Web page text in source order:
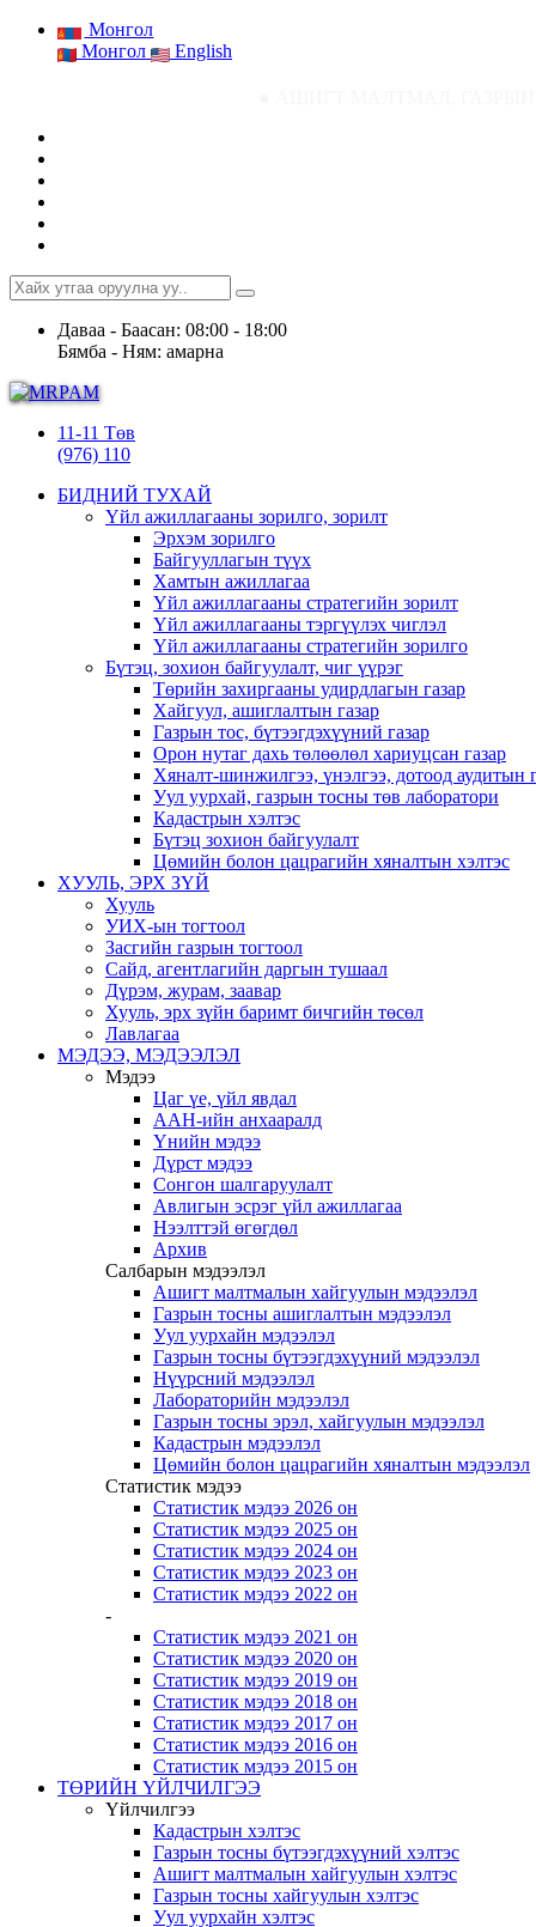
Монгол
Монгол
English
Даваа - Баасан: 08:00 - 18:00
Бямба - Ням: амарна
11-11 Төв
(976) 110
БИДНИЙ ТУХАЙ
Үйл ажиллагааны зорилго, зорилт
Эрхэм зорилго
Байгууллагын түүх
Хамтын ажиллагаа
Үйл ажиллагааны стратегийн зорилт
Үйл ажиллагааны тэргүүлэх чиглэл
Үйл ажиллагааны стратегийн зорилго
Бүтэц, зохион байгуулалт, чиг үүрэг
Төрийн захиргааны удирдлагын газар
Хайгуул, ашиглалтын газар
Газрын тос, бүтээгдэхүүний газар
Орон нутаг дахь төлөөлөл хариуцсан газар
Хяналт-шинжилгээ, үнэлгээ, дотоод аудитын
Уул уурхай, газрын тосны төв лаборатори
Кадастрын хэлтэс
Бүтэц зохион байгуулалт
Цөмийн болон цацрагийн хяналтын хэлтэс
ХУУЛЬ, ЭРХ ЗҮЙ
Хууль
УИХ-ын тогтоол
Засгийн газрын тогтоол
Сайд, агентлагийн даргын тушаал
Дүрэм, журам, заавар
Хууль, эрх зүйн баримт бичгийн төсөл
Лавлагаа
МЭДЭЭ, МЭДЭЭЛЭЛ
Мэдээ
Цаг үе, үйл явдал
ААН-ийн анхааралд
Үнийн мэдээ
Дүрст мэдээ
Сонгон шалгаруулалт
Авлигын эсрэг үйл ажиллагаа
Нээлттэй өгөгдөл
Архив
Салбарын мэдээлэл
Ашигт малтмалын хайгуулын мэдээлэл
Газрын тосны ашиглалтын мэдээлэл
Уул уурхайн мэдээлэл
Газрын тосны бүтээгдэхүүний мэдээлэл
Нүүрсний мэдээлэл
Лабораторийн мэдээлэл
Газрын тосны эрэл, хайгуулын мэдээлэл
Кадастрын мэдээлэл
Цөмийн болон цацрагийн хяналтын мэдээлэл
Статистик мэдээ
Статистик мэдээ 2026 он
Статистик мэдээ 2025 он
Статистик мэдээ 2024 он
Статистик мэдээ 2023 он
Статистик мэдээ 2022 он
-
Статистик мэдээ 2021 он
Статистик мэдээ 2020 он
Статистик мэдээ 2019 он
Статистик мэдээ 2018 он
Статистик мэдээ 2017 он
Статистик мэдээ 2016 он
Статистик мэдээ 2015 он
ТӨРИЙН ҮЙЛЧИЛГЭЭ
Үйлчилгээ
Кадастрын хэлтэс
Газрын тосны бүтээгдэхүүний хэлтэс
Ашигт малтмалын хайгуулын хэлтэс
Газрын тосны хайгуулын хэлтэс
Уул уурхайн хэлтэс